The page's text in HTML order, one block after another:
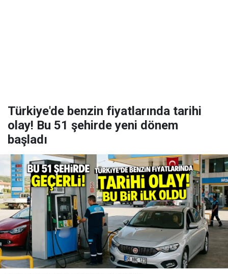
Türkiye'de benzin fiyatlarında tarihi
olay! Bu 51 şehirde yeni dönem
başladı